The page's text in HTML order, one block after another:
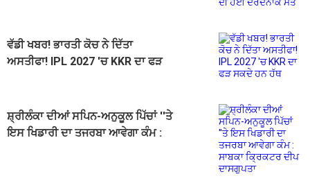
ਵੱਡੀ ਖਬਰ! ਭਾਰਤੀ ਕੋਚ ਨੇ ਦਿੱਤਾ
ਅਸਤੀਫਾ! IPL 2027 'ਚ KKR ਦਾ ਫੜ
ਸ਼੍ਰੀਲੰਕਾ ਦੀਆਂ ਸਪਿਨ-ਅਨੁਕੂਲ ਪਿੱਚਾਂ ''ਤੇ
ਇਸ ਖਿਡਾਰੀ ਦਾ ਤਜਰਬਾ ਆਵੇਗਾ ਕੰਮ :